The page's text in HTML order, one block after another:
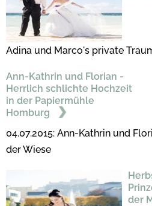
Adina und Marco's private
Ann-Kathrin und Florian -
Herrlich schlichte Hochzeit
in der Papiermühle
Homburg
04.07.2015: Ann-Kathrin und
der Wiese
der